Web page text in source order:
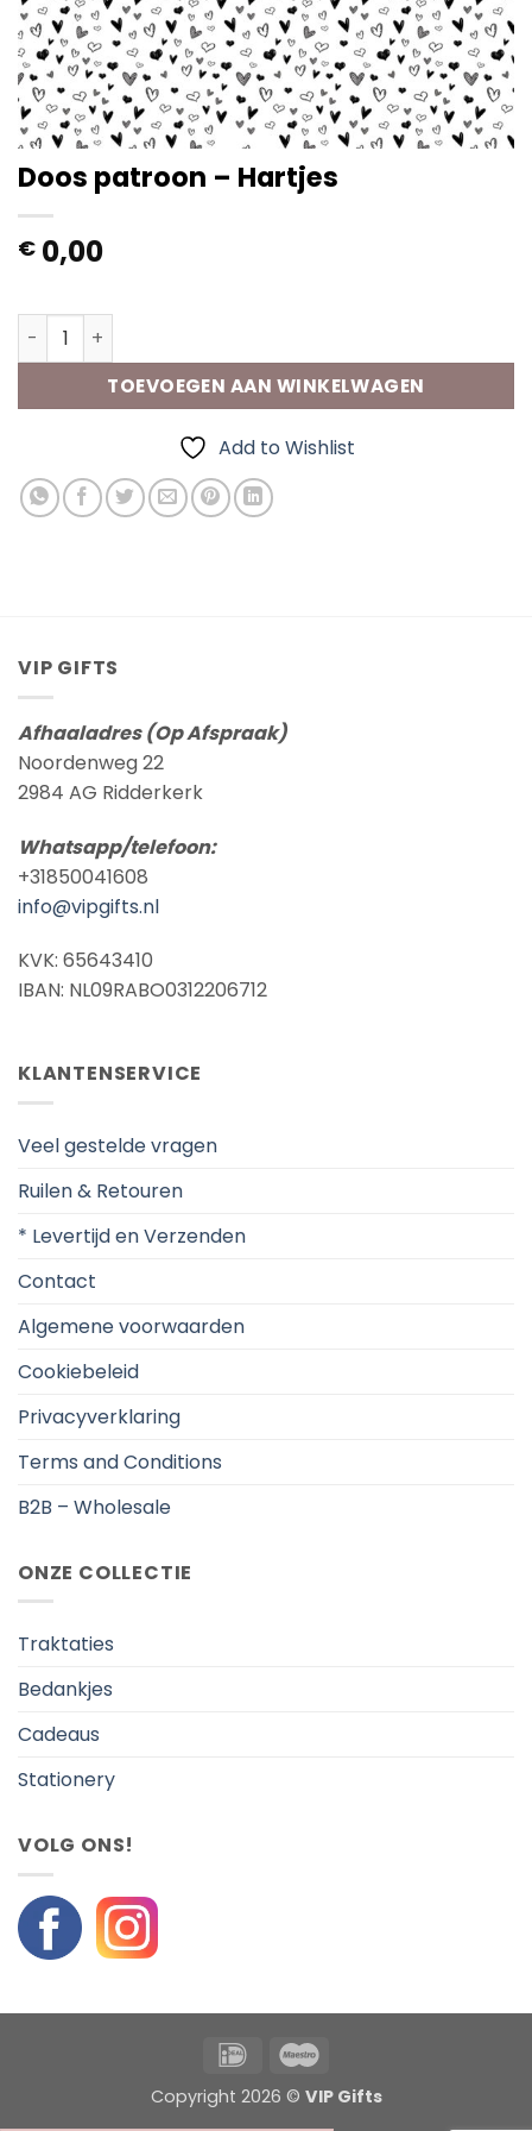
Doos patroon – Hartjes
€ 0,00
Doos patroon - Hartjes aantal
TOEVOEGEN AAN WINKELWAGEN
Add to Wishlist
VIP GIFTS
Afhaaladres (Op Afspraak)
Noordenweg 22
2984 AG Ridderkerk
Whatsapp/telefoon:
+31850041608
info@vipgifts.nl
KVK: 65643410
IBAN: NL09RABO0312206712
KLANTENSERVICE
Veel gestelde vragen
Ruilen & Retouren
* Levertijd en Verzenden
Contact
Algemene voorwaarden
Cookiebeleid
Privacyverklaring
Terms and Conditions
B2B – Wholesale
ONZE COLLECTIE
Traktaties
Bedankjes
Cadeaus
Stationery
VOLG ONS!
IDeal
Copyright 2026 © VIP Gifts